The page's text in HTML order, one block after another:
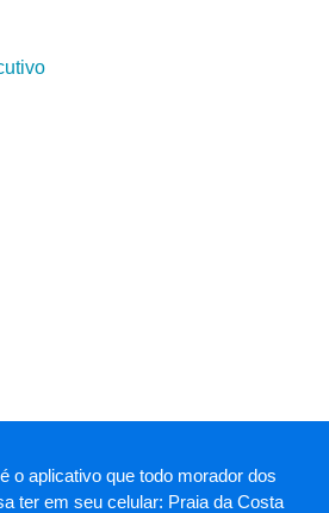
o aplicativo que todo morador dos
ter em seu celular: Praia da Costa